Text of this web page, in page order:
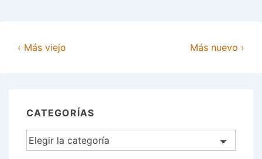
‹ Más viejo Más nuevo ›
CATEGORÍAS
Categorías